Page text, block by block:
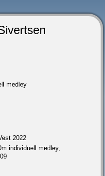
medley
2022
individuell medley,